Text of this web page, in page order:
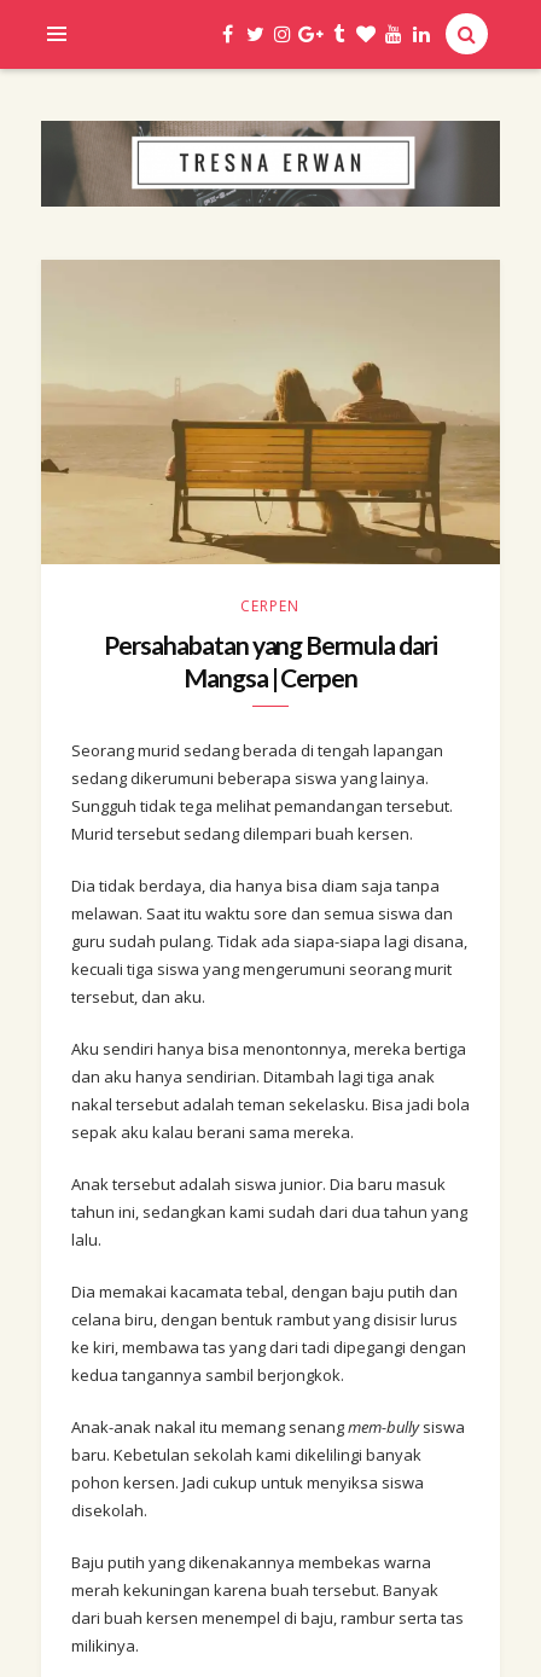
TRESNA ERWAN
CERPEN
Persahabatan yang Bermula dari
Mangsa | Cerpen
Seorang murid sedang berada di tengah lapangan
sedang dikerumuni beberapa siswa yang lainya.
Sungguh tidak tega melihat pemandangan tersebut.
Murid tersebut sedang dilempari buah kersen.
Dia tidak berdaya, dia hanya bisa diam saja tanpa
melawan. Saat itu waktu sore dan semua siswa dan
guru sudah pulang. Tidak ada siapa-siapa lagi disana,
kecuali tiga siswa yang mengerumuni seorang murit
tersebut, dan aku.
Aku sendiri hanya bisa menontonnya, mereka bertiga
dan aku hanya sendirian. Ditambah lagi tiga anak
nakal tersebut adalah teman sekelasku. Bisa jadi bola
sepak aku kalau berani sama mereka.
Anak tersebut adalah siswa junior. Dia baru masuk
tahun ini, sedangkan kami sudah dari dua tahun yang
lalu.
Dia memakai kacamata tebal, dengan baju putih dan
celana biru, dengan bentuk rambut yang disisir lurus
ke kiri, membawa tas yang dari tadi dipegangi dengan
kedua tangannya sambil berjongkok.
Anak-anak nakal itu memang senangmem-bullysiswa
baru. Kebetulan sekolah kami dikelilingi banyak
pohon kersen. Jadi cukup untuk menyiksa siswa
disekolah.
Baju putih yang dikenakannya membekas warna
merah kekuningan karena buah tersebut. Banyak
dari buah kersen menempel di baju, rambur serta tas
milikinya.